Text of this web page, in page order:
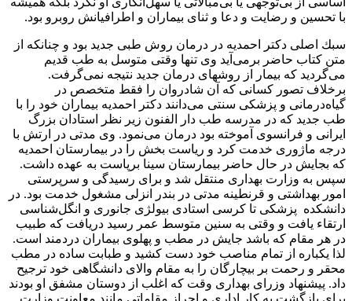
با تحسين و رضايت و دعا و ثناى بيماران و اطرافيانش روبرو بود.
سبك اصلى دكتر احمديه در درمان روش طبى جديد بود و چنانكه از
متن كتاب حاضر برمى‌آيد وى تنها وقتى متوسل به طب قديم
مى‌گرديد كه بيمار از روشهاى درمان جديد نتيجه نمى‌گرفت.
برخلاف تصور كسانى كه آن شادروان را فقط متخصص در
گياه‌درمانى و پزشكى سنتى مى‌دانند دكتر احمديه بيماران خود را با
طب جديد كه در مدرسه طب دار الفنون زير نظر استادان بزرگ
ايرانى و فرانسوى آموخته بود درمان مى‌نمود. وى مدتى در ارتش با
درجه ماژورى خدمت كرد و رياست بخش را در بيمارستان احمديه
كه بجايش در حال حاضر بيمارستان سينا برپاست به عهده داشت.
سپس به وزارت بهدارى منتقل شد و براى رسيدگى و سرپرستى
امور بهداشتى و قرنطينه مدتى در بندر انزلى مشغول خدمت بود. در
دانشكده پزشكى تا كرسى استادى بيولژى جانورى و انگل‌شناسى
ارتقاء يافت و وقتى به سنين متوسط عمر رسيد دريافت كه طبيب
در هر مقام كه باشد جايش در مطب و پهلوى بيماران دردمند است.
لذا يكباره از تمام مناصب خود دست كشيد و طبابت ساده در مطب
محقر و رحمت بر بيچارگان را به مقام والاى دانشگاهى خود ترجيح
داد. پيشنهاد وزراى بهدارى وقت كه اغلب از دوستان مشفق او بودند
براى بازگشت به كار ادارى و احراز مقاماتى مانند معاونت وزارت